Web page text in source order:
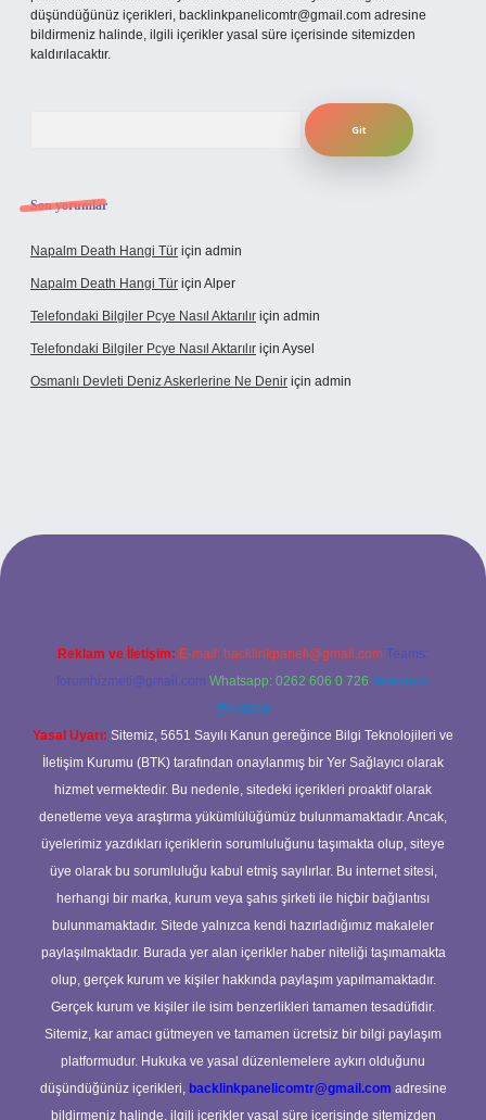
düşündüğünüz içerikleri, backlinkpanelicomtr@gmail.com adresine
bildirmeniz halinde, ilgili içerikler yasal süre içerisinde sitemizden
kaldırılacaktır.
Son yorumlar
Napalm Death Hangi Tür için admin
Napalm Death Hangi Tür için Alper
Telefondaki Bilgiler Pcye Nasıl Aktarılır için admin
Telefondaki Bilgiler Pcye Nasıl Aktarılır için Aysel
Osmanlı Devleti Deniz Askerlerine Ne Denir için admin
giriş
Reklam ve İletişim: E-mail: backlinkpaneli@gmail.com Teams:
forumhizmeti@gmail.com Whatsapp: 0262 606 0 726 Telegram:
@karabul
Yasal Uyarı: Sitemiz, 5651 Sayılı Kanun gereğince Bilgi Teknolojileri ve
İletişim Kurumu (BTK) tarafından onaylanmış bir Yer Sağlayıcı olarak
hizmet vermektedir. Bu nedenle, sitedeki içerikleri proaktif olarak
denetleme veya araştırma yükümlülüğümüz bulunmamaktadır. Ancak,
üyelerimiz yazdıkları içeriklerin sorumluluğunu taşımakta olup, siteye
üye olarak bu sorumluluğu kabul etmiş sayılırlar. Bu internet sitesi,
herhangi bir marka, kurum veya şahıs şirketi ile hiçbir bağlantısı
bulunmamaktadır. Sitede yalnızca kendi hazırladığımız makaleler
paylaşılmaktadır. Burada yer alan içerikler haber niteliği taşımamakta
olup, gerçek kurum ve kişiler hakkında paylaşım yapılmamaktadır.
Gerçek kurum ve kişiler ile isim benzerlikleri tamamen tesadüfidir.
Sitemiz, kar amacı gütmeyen ve tamamen ücretsiz bir bilgi paylaşım
platformudur. Hukuka ve yasal düzenlemelere aykırı olduğunu
düşündüğünüz içerikleri, backlinkpanelicomtr@gmail.com adresine
bildirmeniz halinde, ilgili içerikler yasal süre içerisinde sitemizden